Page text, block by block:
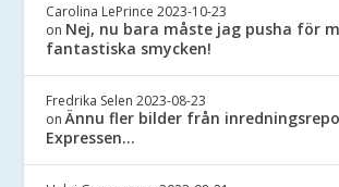
Carolina LePrince 2023-10-23
on Nej, nu bara måste jag pusha för
fantastiska smycken!
Fredrika Selen 2023-08-23
onÄnnu fler bilder från
Expressen…